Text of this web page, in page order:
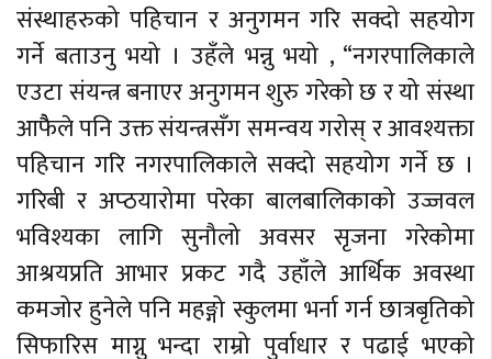
संस्थाहरुको पहिचान र अनुगमन गरि सक्दो सहयोग
गर्ने बताउनु भयो । उहँले भन्नु भयो , “नगरपालिकाले
एउटा संयन्त्र बनाएर अनुगमन शुरु गरेको छ र यो संस्था
आफैैले पनि उक्त संयन्त्रसँग समन्वय गरोस् र आवश्यक्ता
पहिचान गरि नगरपालिकाले सक्दो सहयोग गर्ने छ ।
गरिबी र अप्ठयारोमा परेका बालबालिकाको उज्जवल
भविश्यका लागि सुनौलो अवसर सृजना गरेकोमा
आश्रयप्रति आभार प्रकट गदै उहाँले आर्थिक अवस्था
कमजोर हुनेले पनि महङ्गो स्कुलमा भर्ना गर्न छात्रबृतिको
सिफारिस माग्नु भन्दा राम्रो पुर्वाधार र पढाई भएको